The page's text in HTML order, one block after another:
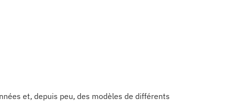
et, depuis peu, des modèles de différents